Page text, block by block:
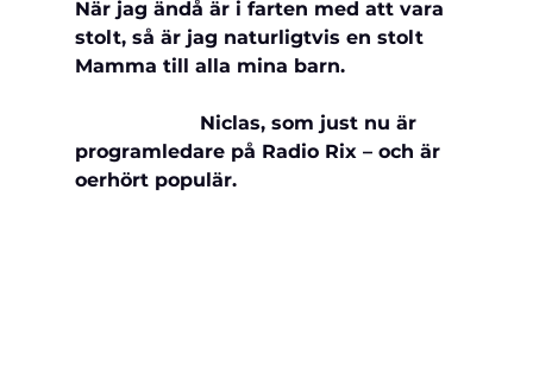
När jag ändå är i farten med att vara
stolt, så är jag naturligtvis en stolt
Mamma till alla mina barn.
Niclas, som just nu är
programledare på Radio Rix – och är
oerhört populär.